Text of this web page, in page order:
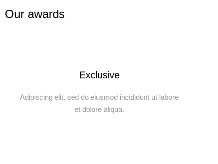
Our awards
Exclusive
Adipiscing elit, sed do eiusmod incididunt ut labore
et dolore aliqua.